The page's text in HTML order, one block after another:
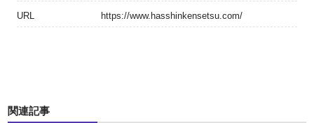
URL https://www.hasshinkensetsu.com/
関連記事